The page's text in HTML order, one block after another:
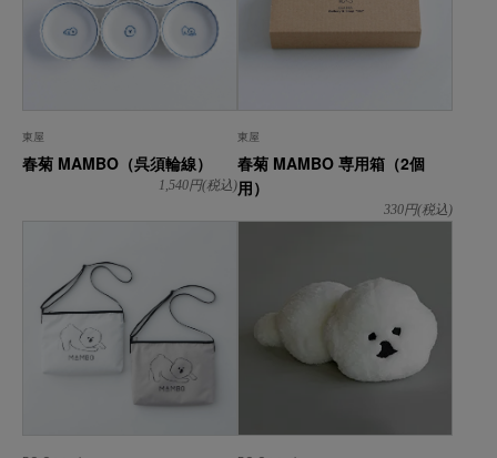
東屋
春菊 MAMBO（呉須輪線）
1,540円(税込)
東屋
春菊 MAMBO 専用箱（2個
用）
330円(税込)